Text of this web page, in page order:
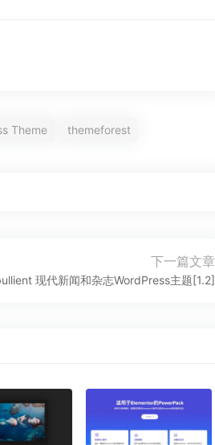
Theme themeforest
下一篇文章
现代新闻和杂志WordPress主题[1.2]